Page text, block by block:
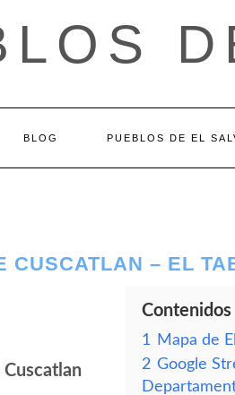
BLOG PUEBLOS DE EL
CUSCATLAN – EL
Contenidos
1
Mapa de
2 Google